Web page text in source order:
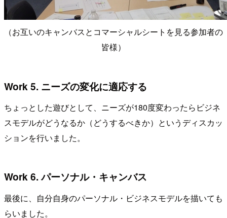
（お互いのキャンバスとコマーシャルシートを見る参加者の
皆様）
Work 5. ニーズの変化に適応する
ちょっとした遊びとして、ニーズが180度変わったらビジネ
スモデルがどうなるか（どうするべきか）というディスカッ
ションを行いました。
Work 6. パーソナル・キャンバス
最後に、自分自身のパーソナル・ビジネスモデルを描いても
らいました。